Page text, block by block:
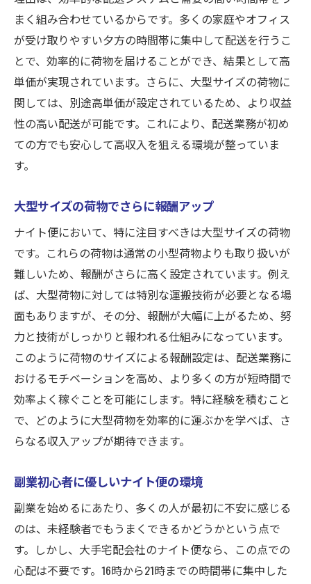
大手宅配会社のサイズ別料金設定を理解す
る
荷物サイズ別の積載テクニック
高単価をもたらす荷物の種類
短時間で高収入！ナイト便での成功事例
成功者の体験談に学ぶ稼ぎ方
成功事例から見る収入アップのヒント
高収入を実現したドライバーの共通点
失敗から学ぶ成功への道筋
副業で得た収入を最大化するテクニック
稼いだお金を賢く運用する方法
収入を守るための税金対策
家計にプラスをもたらす活用法
副業収入を主な収入にするためのステップ
金融リテラシーを高めて収入を拡大
副業で得た経験をキャリアに活かす
まく組み合わせているからです。多くの家庭やオフィス
が受け取りやすい夕方の時間帯に集中して配送を行うこ
とで、効率的に荷物を届けることができ、結果として高
単価が実現されています。さらに、大型サイズの荷物に
関しては、別途高単価が設定されているため、より収益
性の高い配送が可能です。これにより、配送業務が初め
ての方でも安心して高収入を狙える環境が整っていま
す。
大型サイズの荷物でさらに報酬アップ
ナイト便において、特に注目すべきは大型サイズの荷物
です。これらの荷物は通常の小型荷物よりも取り扱いが
難しいため、報酬がさらに高く設定されています。例え
ば、大型荷物に対しては特別な運搬技術が必要となる場
面もありますが、その分、報酬が大幅に上がるため、努
力と技術がしっかりと報われる仕組みになっています。
このように荷物のサイズによる報酬設定は、配送業務に
おけるモチベーションを高め、より多くの方が短時間で
効率よく稼ぐことを可能にします。特に経験を積むこと
で、どのように大型荷物を効率的に運ぶかを学べば、さ
らなる収入アップが期待できます。
副業初心者に優しいナイト便の環境
副業を始めるにあたり、多くの人が最初に不安に感じる
のは、未経験者でもうまくできるかどうかという点で
す。しかし、大手宅配会社のナイト便なら、この点での
心配は不要です。16時から21時までの時間帯に集中した